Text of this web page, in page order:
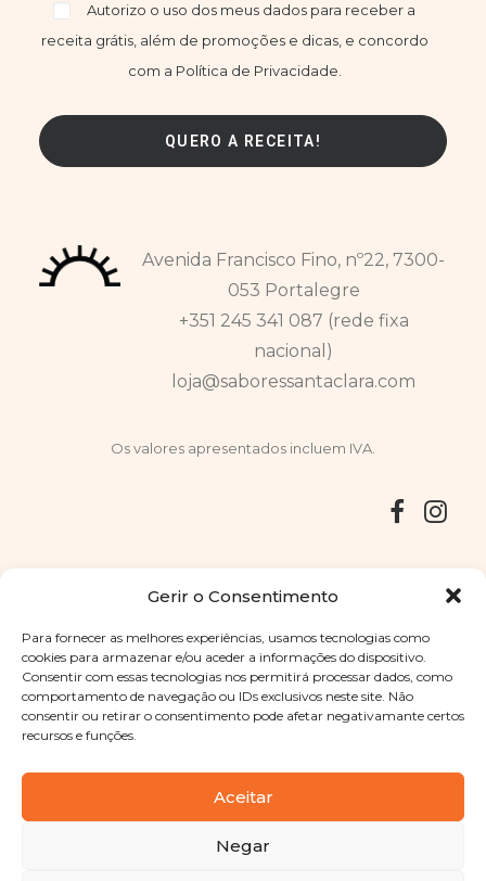
Gerir o Consentimento
Para fornecer as melhores experiências, usamos tecnologias como
cookies para armazenar e/ou aceder a informações do dispositivo.
Consentir com essas tecnologias nos permitirá processar dados, como
comportamento de navegação ou IDs exclusivos neste site. Não
consentir ou retirar o consentimento pode afetar negativamante certos
recursos e funções.
Aceitar
Negar
Autorizo o uso dos meus dados para receber a
receita grátis, além de promoções e dicas, e concordo
com a Política de Privacidade.
Avenida Francisco Fino, nº22, 7300-
053 Portalegre
+351 245 341 087 (rede fixa
nacional)
loja@saboressantaclara.com
Os valores apresentados incluem IVA.
Copyright © 2025 Sabores Santa Clara
. Todos os direitos
reservadosPolítica de Privacidade |Termos e condições
Designed byShift Your Branding Agency